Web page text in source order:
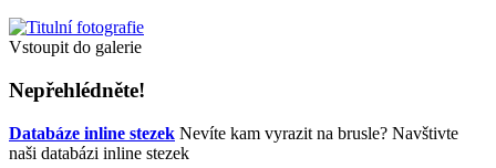
Vstoupit do galerie
Nepřehlédněte!
Databáze inline stezek Nevíte kam vyrazit na brusle? Navštivte
naši databázi inline stezek